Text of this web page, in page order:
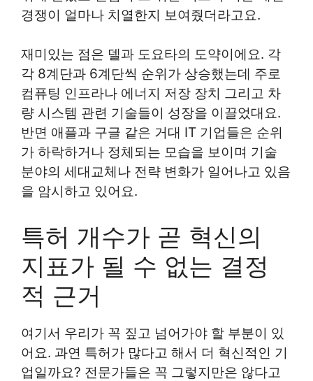
경쟁이 얼마나 치열한지 보여줬더라고요.
재미있는 점은 델과 도요타의 도약이에요. 각
각 8계단과 6계단씩 순위가 상승했는데 주로
컴퓨팅 인프라나 에너지 저장 장치 그리고 차
량 시스템 관련 기술들이 성장을 이끌었대요.
반면 애플과 구글 같은 거대 IT 기업들은 순위
가 하락하거나 정체되는 모습을 보이며 기술
분야의 세대교체나 전략 변화가 일어나고 있음
을 암시하고 있어요.
특허 개수가 곧 혁신의
지표가 될 수 없는 결정
적 근거
여기서 우리가 꼭 짚고 넘어가야 할 부분이 있
어요. 과연 특허가 많다고 해서 더 혁신적인 기
업일까요? 전문가들은 꼭 그렇지만은 않다고